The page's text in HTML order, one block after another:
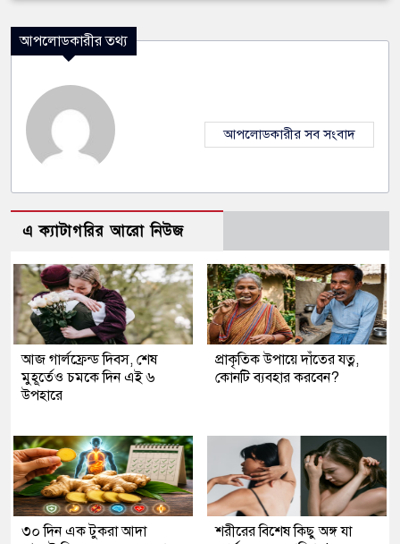
আপলোডকারীর তথ্য
আপলোডকারীর সব সংবাদ
এ ক্যাটাগরির আরো নিউজ
আজ গার্লফ্রেন্ড দিবস, শেষ
মুহূর্তেও চমকে দিন এই ৬
উপহারে
প্রাকৃতিক উপায়ে দাঁতের যত্ন,
কোনটি ব্যবহার করবেন?
৩০ দিন এক টুকরা আদা
শরীরের বিশেষ কিছু অঙ্গ যা